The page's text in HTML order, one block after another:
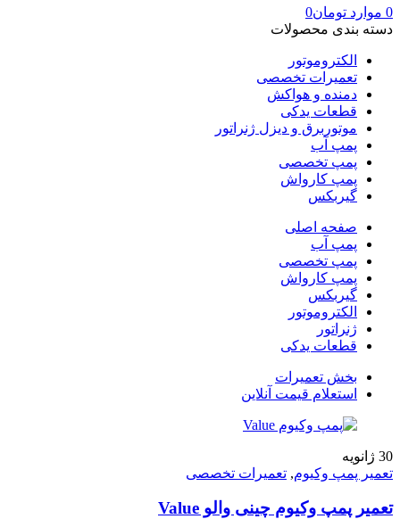
0 موارد تومان0
دسته بندی محصولات
الکتروموتور
تعمیرات تخصصی
دمنده و هواکش
قطعات یدکی
موتوربرق و دیزل ژنراتور
پمپ آب
پمپ تخصصی
پمپ کارواش
گیربکس
صفحه اصلی
پمپ آب
پمپ تخصصی
پمپ کارواش
گیربکس
الکتروموتور
ژنراتور
قطعات یدکی
بخش تعمیرات
استعلام قیمت آنلاین
30 ژانویه
تعمیر پمپ وکیوم, تعمیرات تخصصی
تعمیر پمپ وکیوم چینی والو Value